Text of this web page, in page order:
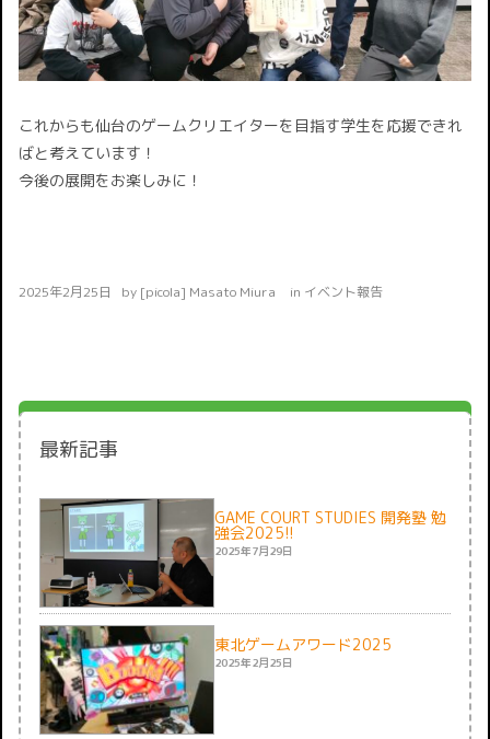
これからも仙台のゲームクリエイターを目指す学生を応援できれ
ばと考えています！
今後の展開をお楽しみに！
2025年2月25日 by [picola] Masato Miura in イベント報告
最新記事
GAME COURT STUDIES 開発塾 勉
強会2025!!
2025年7月29日
東北ゲームアワード2025
2025年2月25日